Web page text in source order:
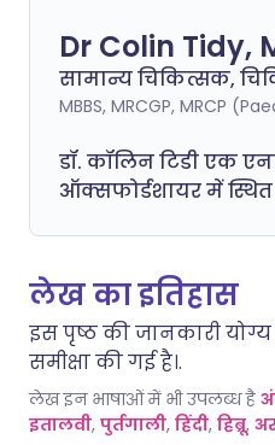
Dr Colin Tidy,
सामान्य चिकित्सक,
MBBS, MRCGP, MRCP
डॉ. कॉलिन टिडी एक
ऑक्सफोर्डशायर में स्थित
लेख का इतिहास
इस पृष्ठ की जानकारी योग्य
समीक्षा की गई है।.
लेख इन भाषाओं में भी उपलब्ध है
इतालवी, पुर्तगाली, हिंदी, हिब्रू,